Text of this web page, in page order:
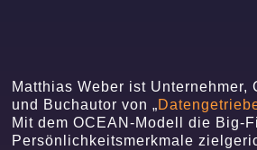
Matthias Weber ist Unternehmer,
und Buchautor von „
Mit dem OCEAN-Modell die Big-
Persönlichkeitsmerkmale